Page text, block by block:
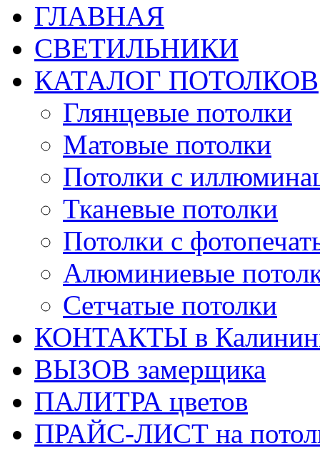
ГЛАВНАЯ
СВЕТИЛЬНИКИ
КАТАЛОГ ПОТОЛКОВ
Глянцевые потолки
Матовые потолки
Потолки с
Тканевые потолки
Потолки с
Алюминиевые
Сетчатые потолки
КОНТАКТЫ в
ВЫЗОВ замерщика
ПАЛИТРА цветов
ПРАЙС-ЛИСТ на